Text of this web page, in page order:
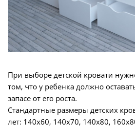
При выборе детской кровати
том, что у ребенка должно
запасе от его роста.
Стандартные размеры детских
лет: 140х60, 140х70, 140х80,